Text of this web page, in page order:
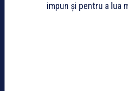
impun și pentru a lua